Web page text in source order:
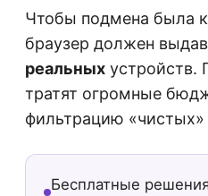
Чтобы подмена была
браузер должен
реальных устройств.
тратят огромные
фильтрацию «чистых»
Бесплатные